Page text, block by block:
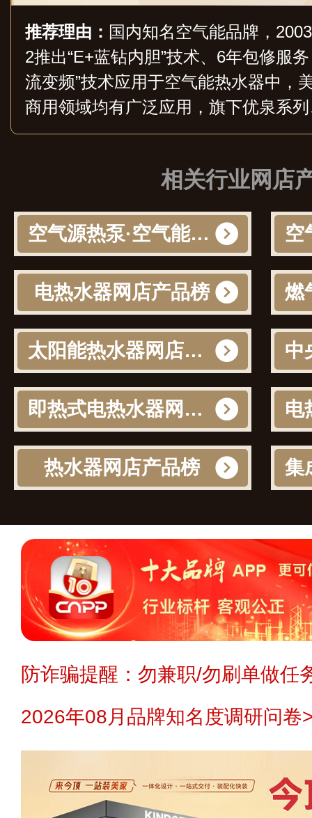
推荐理由： 国内知名空气能品牌，
2推出“E+蓝钻内胆”技术、6年包修服
流变频”技术应用于空气能热水器中，
商用领域均有广泛应用，旗下优泉系
列、天悦系列空气能热水器被广泛应
相关行业网店
空气源热泵·空气能网店产品榜
电热水器网店产品榜
太阳能热水器网店产品榜
即热式电热水器网店产品榜
热水器网店产品榜
防诈骗提醒：勿兼职/勿刷单做任
2026年08月品牌知名度调研问卷